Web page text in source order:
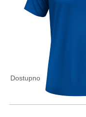
Dostupno